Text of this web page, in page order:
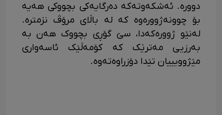
دوورە. ئەشکەوتەکە دەرگایەکی بچووکی ھەیە
بۆ چوونەژوورەوە کە لە باڵای مرۆڤ نزمترە.
لەنێو ژوورەکەدا، سێ گۆڕی بچووک ھەن بە
بەرزیی مەترێک کە کۆمەڵێک ئاسەواری
مێژوویییان تێدا دۆزراوەتەوە.